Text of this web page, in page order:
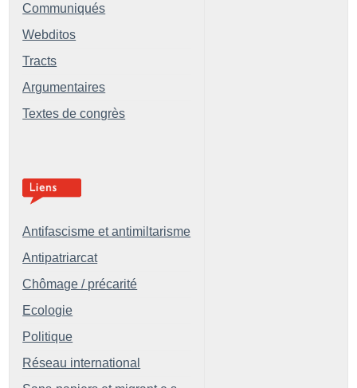
Communiqués
Webditos
Tracts
Argumentaires
Textes de congrès
Antifascisme et antimiltarisme
Antipatriarcat
Chômage / précarité
Ecologie
Politique
Réseau international